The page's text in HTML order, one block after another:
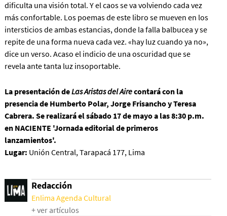
dificulta una visión total. Y el caos se va volviendo cada vez
más confortable. Los poemas de este libro se mueven en los
intersticios de ambas estancias, donde la falla balbucea y se
repite de una forma nueva cada vez. «hay luz cuando ya no»,
dice un verso. Acaso el indicio de una oscuridad que se
revela ante tanta luz insoportable.
La presentación deLas Aristas del Airecontará con la
presencia de Humberto Polar, Jorge Frisancho y Teresa
Cabrera. Se realizará el sábado 17 de mayo a las 8:30 p.m.
en NACIENTE 'Jornada editorial de primeros
lanzamientos'.
Lugar: Unión Central, Tarapacá 177, Lima
Redacción
Enlima Agenda Cultural
+ ver artículos